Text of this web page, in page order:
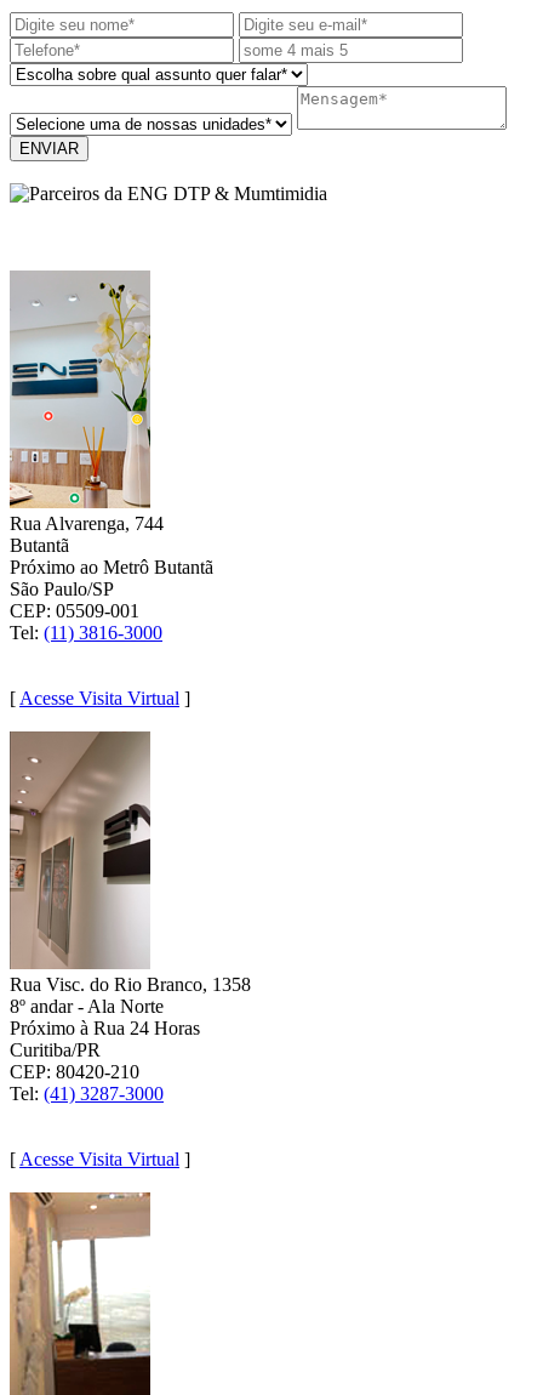
ENVIAR
Rua Alvarenga, 744
Butantã
Próximo ao Metrô Butantã
São Paulo/SP
CEP: 05509-001
Tel: (11) 3816-3000
[ Acesse Visita Virtual ]
Rua Visc. do Rio Branco, 1358
8º andar - Ala Norte
Próximo à Rua 24 Horas
Curitiba/PR
CEP: 80420-210
Tel: (41) 3287-3000
[ Acesse Visita Virtual ]